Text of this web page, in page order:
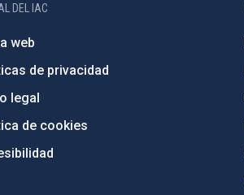
DEL IAC
web
de privacidad
legal
de cookies